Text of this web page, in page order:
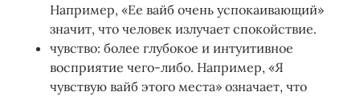
Например, «Ее вайб очень успокаивающий»
значит, что человек излучает спокойствие.
чувство: более глубокое и интуитивное
восприятие чего-либо. Например, «Я
чувствую вайб этого места» означает, что